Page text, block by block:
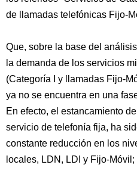
de llamadas telefónicas Fijo-
Que, sobre la base del
la demanda de los servicios
(Categoría I y llamadas Fijo-
ya no se encuentra en una
En efecto, el estancamiento
servicio de telefonía fija, ha
constante reducción en los
locales, LDN, LDI y Fijo-Móvil;